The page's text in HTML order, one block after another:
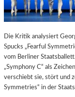
Die Kritik analysiert
Spucks „Fearful
vom Berliner
„Symphony C“ als
verschiebt sie, stört und
Symmetries“ in der